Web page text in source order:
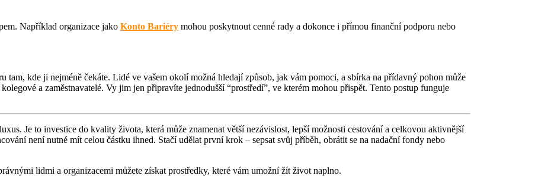
Například organizace jako Konto Bariéry mohou poskytnout cenné rady a dokonce i přímou finanční podporu nebo
tam, kde ji nejméně čekáte. Lidé ve vašem okolí možná hledají způsob, jak vám pomoci, a sbírka na přídavný pohon může
a zaměstnavatelé. Vy jim jen připravíte jednodušší “prostředí”, ve kterém mohou přispět. Tento postup funguje
Je to investice do kvality života, která může znamenat větší nezávislost, lepší možnosti cestování a celkovou aktivnější
není nutné mít celou částku ihned. Stačí udělat první krok – sepsat svůj příběh, obrátit se na nadační fondy nebo
lidmi a organizacemi můžete získat prostředky, které vám umožní žít život naplno.